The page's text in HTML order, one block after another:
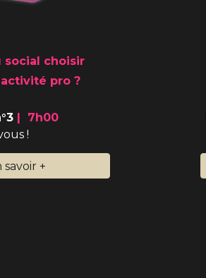
social choisir
pro ?
7 h00
!
savoir +